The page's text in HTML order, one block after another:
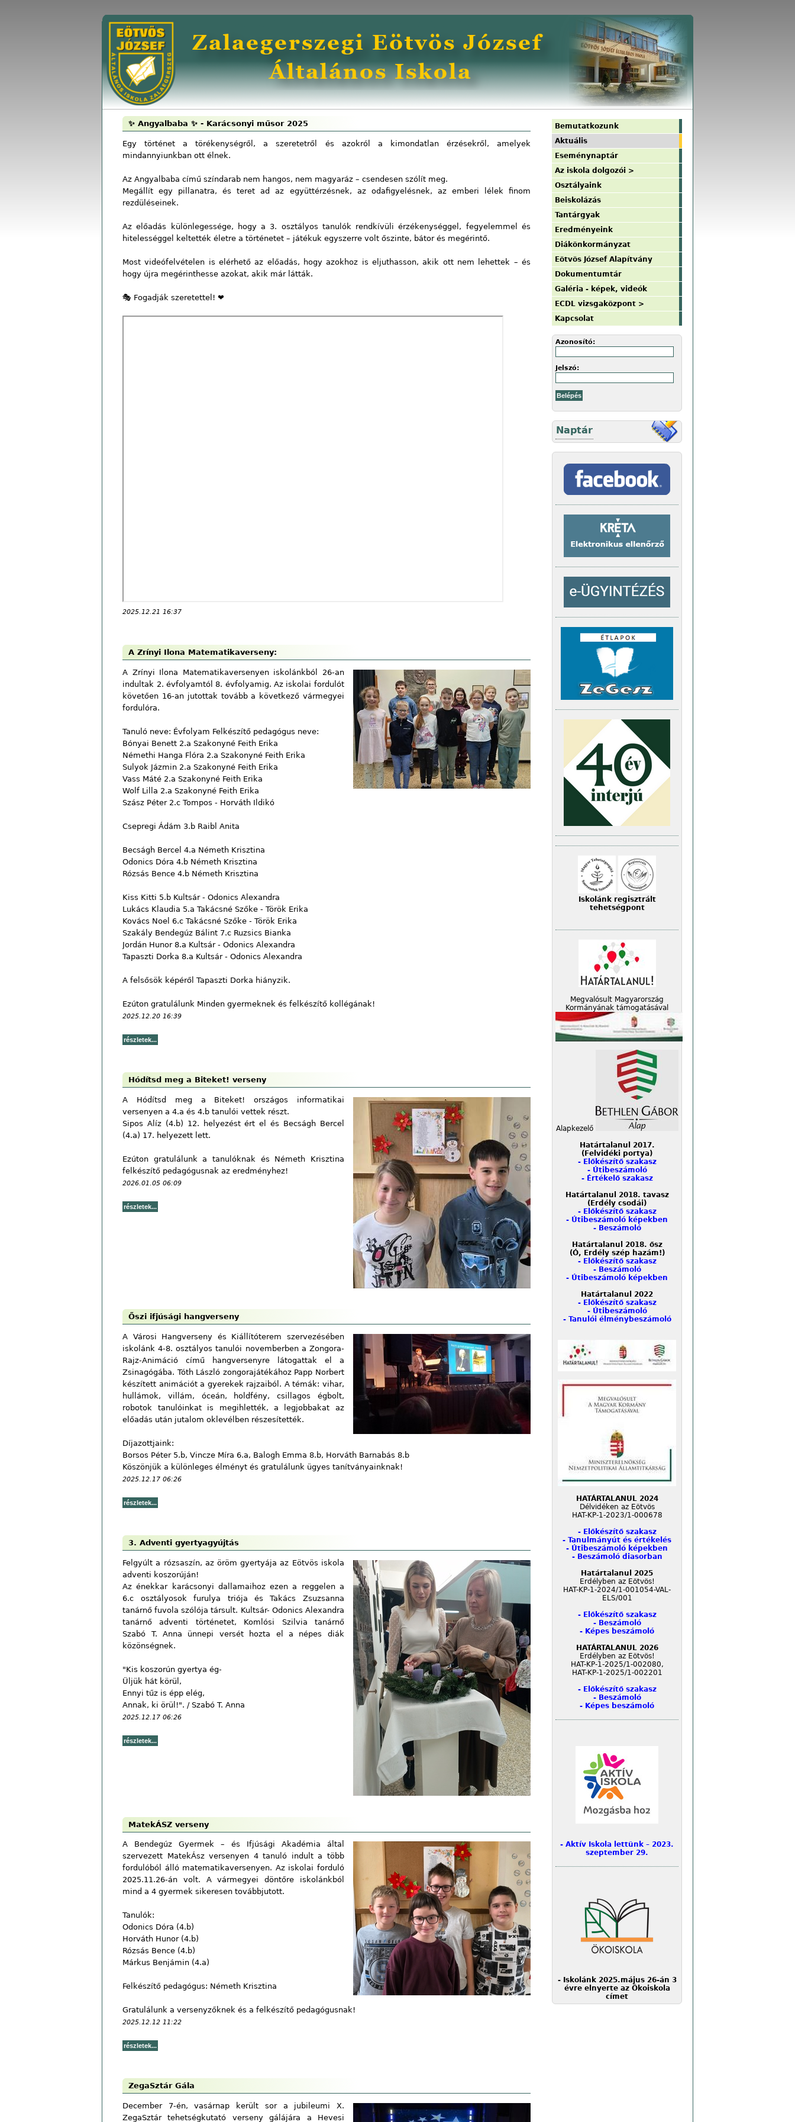
✨ Angyalbaba ✨ - Karácsonyi műsor 2025
Egy történet a törékenységről, a szeretetről és azokról a kimondatlan érzésekről, amelyek
mindannyiunkban ott élnek.
Az Angyalbaba című színdarab nem hangos, nem magyaráz – csendesen szólít meg.
Megállít egy pillanatra, és teret ad az együttérzésnek, az odafigyelésnek, az emberi lélek finom
rezdüléseinek.
Az előadás különlegessége, hogy a 3. osztályos tanulók rendkívüli érzékenységgel, fegyelemmel és
hitelességgel keltették életre a történetet – játékuk egyszerre volt őszinte, bátor és megérintő.
Most videófelvételen is elérhető az előadás, hogy azokhoz is eljuthasson, akik ott nem lehettek – és
hogy újra megérinthesse azokat, akik már látták.
🎭 Fogadják szeretettel! ❤️
2025.12.21 16:37
A Zrínyi Ilona Matematikaverseny:
A Zrínyi Ilona Matematikaversenyen iskolánkból 26-an
indultak 2. évfolyamtól 8. évfolyamig. Az iskolai fordulót
követően 16-an jutottak tovább a következő vármegyei
fordulóra.
Tanuló neve: Évfolyam Felkészítő pedagógus neve:
Bónyai Benett 2.a Szakonyné Feith Erika
Némethi Hanga Flóra 2.a Szakonyné Feith Erika
Sulyok Jázmin 2.a Szakonyné Feith Erika
Vass Máté 2.a Szakonyné Feith Erika
Wolf Lilla 2.a Szakonyné Feith Erika
Szász Péter 2.c Tompos - Horváth Ildikó
Csepregi Ádám 3.b Raibl Anita
Becságh Bercel 4.a Németh Krisztina
Odonics Dóra 4.b Németh Krisztina
Rózsás Bence 4.b Németh Krisztina
Kiss Kitti 5.b Kultsár - Odonics Alexandra
Lukács Klaudia 5.a Takácsné Szőke - Török Erika
Kovács Noel 6.c Takácsné Szőke - Török Erika
Szakály Bendegúz Bálint 7.c Ruzsics Bianka
Jordán Hunor 8.a Kultsár - Odonics Alexandra
Tapaszti Dorka 8.a Kultsár - Odonics Alexandra
A felsősök képéről Tapaszti Dorka hiányzik.
Ezúton gratulálunk Minden gyermeknek és felkészítő kollégának!
2025.12.20 16:39
Hódítsd meg a Biteket! verseny
A Hódítsd meg a Biteket! országos informatikai
versenyen a 4.a és 4.b tanulói vettek részt.
Sipos Alíz (4.b) 12. helyezést ért el és Becságh Bercel
(4.a) 17. helyezett lett.
Ezúton gratulálunk a tanulóknak és Németh Krisztina
felkészítő pedagógusnak az eredményhez!
2026.01.05 06:09
Őszi ifjúsági hangverseny
A Városi Hangverseny és Kiállítóterem szervezésében
iskolánk 4-8. osztályos tanulói novemberben a Zongora-
Rajz-Animáció című hangversenyre látogattak el a
Zsinagógába. Tóth László zongorajátékához Papp Norbert
készített animációt a gyerekek rajzaiból. A témák: vihar,
hullámok, villám, óceán, holdfény, csillagos égbolt,
robotok tanulóinkat is megihlették, a legjobbakat az
előadás után jutalom oklevélben részesítették.
Díjazottjaink:
Borsos Péter 5.b, Vincze Míra 6.a, Balogh Emma 8.b, Horváth Barnabás 8.b
Köszönjük a különleges élményt és gratulálunk ügyes tanítványainknak!
2025.12.17 06:26
3. Adventi gyertyagyújtás
Felgyúlt a rózsaszín, az öröm gyertyája az Eötvös iskola
adventi koszorúján!
Az énekkar karácsonyi dallamaihoz ezen a reggelen a
6.c osztályosok furulya triója és Takács Zsuzsanna
tanárnő fuvola szólója társult. Kultsár- Odonics Alexandra
tanárnő adventi történetet, Komlósi Szilvia tanárnő
Szabó T. Anna ünnepi versét hozta el a népes diák
közönségnek.
"Kis koszorún gyertya ég-
Üljük hát körül,
Ennyi tűz is épp elég,
Annak, ki örül!". / Szabó T. Anna
2025.12.17 06:26
MatekÁSZ verseny
A Bendegúz Gyermek – és Ifjúsági Akadémia által
szervezett MatekÁsz versenyen 4 tanuló indult a több
fordulóból álló matematikaversenyen. Az iskolai forduló
2025.11.26-án volt. A vármegyei döntőre iskolánkból
mind a 4 gyermek sikeresen továbbjutott.
Tanulók:
Odonics Dóra (4.b)
Horváth Hunor (4.b)
Rózsás Bence (4.b)
Márkus Benjámin (4.a)
Felkészítő pedagógus: Németh Krisztina
Gratulálunk a versenyzőknek és a felkészítő pedagógusnak!
2025.12.12 11:22
ZegaSztár Gála
December 7-én, vasárnap került sor a jubileumi X.
ZegaSztár tehetségkutató verseny gálájára a Hevesi
Bemutatkozunk
Aktuális
Eseménynaptár
Az iskola dolgozói >
Osztályaink
Beiskolázás
Tantárgyak
Eredményeink
Diákönkormányzat
Eötvös József Alapítvány
Dokumentumtár
Galéria - képek, videók
ECDL vizsgaközpont >
Kapcsolat
Azonosító:
Jelszó:
Naptár
Iskolánk regisztrált
tehetségpont
Megvalósult Magyarország
Kormányának támogatásával
Alapkezelő
Határtalanul 2017.
(Felvidéki portya)
- Előkészítő szakasz
- Útibeszámoló
- Értékelő szakasz
Határtalanul 2018. tavasz
(Erdély csodái)
- Előkészítő szakasz
- Útibeszámoló képekben
- Beszámoló
Határtalanul 2018. ősz
(Ó, Erdély szép hazám!)
- Előkészítő szakasz
- Beszámoló
- Útibeszámoló képekben
Határtalanul 2022
- Előkészítő szakasz
- Útibeszámoló
- Tanulói élménybeszámoló
HATÁRTALANUL 2024
Délvidéken az Eötvös
HAT-KP-1-2023/1-000678
- Előkészítő szakasz
- Tanulmányút és értékelés
- Útibeszámoló képekben
- Beszámoló diasorban
Határtalanul 2025
Erdélyben az Eötvös!
HAT-KP-1-2024/1-001054-VAL-
ELS/001
- Előkészítő szakasz
- Beszámoló
- Képes beszámoló
HATÁRTALANUL 2026
Erdélyben az Eötvös!
HAT-KP-1-2025/1-002080,
HAT-KP-1-2025/1-002201
- Előkészítő szakasz
- Beszámoló
- Képes beszámoló
- Aktív Iskola lettünk – 2023.
szeptember 29.
- Iskolánk 2025.május 26-án 3
évre elnyerte az Ökoiskola
címet